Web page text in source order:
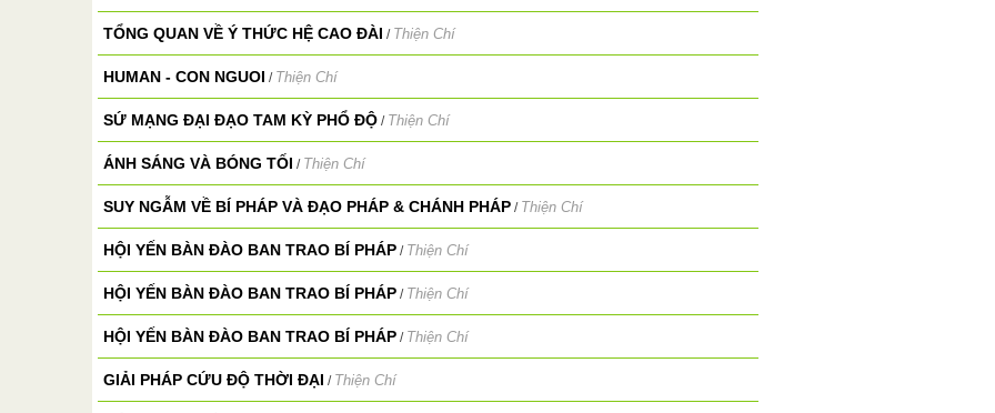
TỔNG QUAN VỀ Ý THỨC HỆ CAO ĐÀI / Thiện Chí
HUMAN - CON NGUOI / Thiện Chí
SỨ MẠNG ĐẠI ĐẠO TAM KỲ PHỔ ĐỘ / Thiện Chí
ÁNH SÁNG VÀ BÓNG TỐI / Thiện Chí
SUY NGẪM VỀ BÍ PHÁP VÀ ĐẠO PHÁP & CHÁNH PHÁP / Thiện Chí
HỘI YẾN BÀN ĐÀO BAN TRAO BÍ PHÁP / Thiện Chí
HỘI YẾN BÀN ĐÀO BAN TRAO BÍ PHÁP / Thiện Chí
HỘI YẾN BÀN ĐÀO BAN TRAO BÍ PHÁP / Thiện Chí
GIẢI PHÁP CỨU ĐỘ THỜI ĐẠI / Thiện Chí